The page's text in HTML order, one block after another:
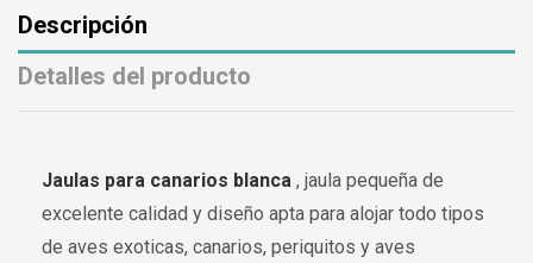
Descripción
Detalles del producto
Jaulas para canarios blanca , jaula pequeña de
excelente calidad y diseño apta para alojar todo tipos
de aves exoticas, canarios, periquitos y aves